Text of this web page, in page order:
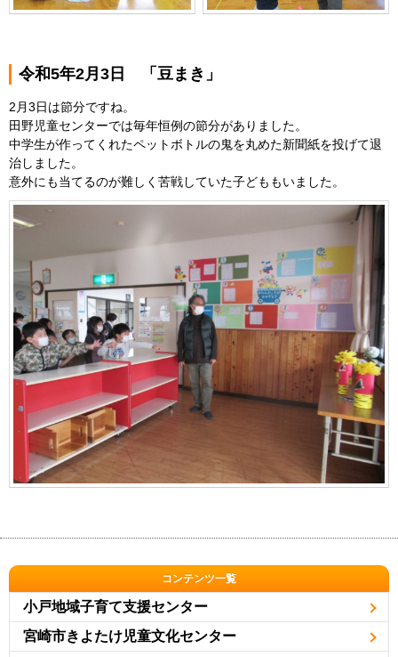
令和5年2月3日 「豆まき」
2月3日は節分ですね。
田野児童センターでは毎年恒例の節分がありました。
中学生が作ってくれたペットボトルの鬼を丸めた新聞紙を投げて退
治しました。
意外にも当てるのが難しく苦戦していた子どももいました。
コンテンツ一覧
小戸地域子育て支援センター
宮崎市きよたけ児童文化センター